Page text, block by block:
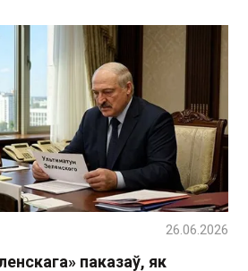
паказаў, як
26.06.2026